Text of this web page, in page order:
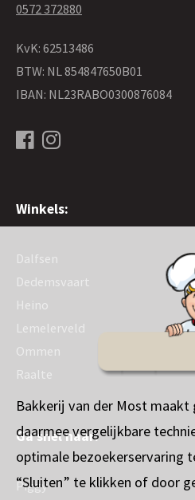
0572 372880
KvK: 62513486
BTW: NL 854847650B01
IBAN: NL23RABO0300876084
Winkels:
Dalfsen
Dedemsvaart
Heino
Lemelerveld
Ommen
Raalte
Ga snel naar:
Piggy
Bakkerij van der Most maakt
daarmee vergelijkbare
optimale bezoekerservaring
“Sluiten” te klikken of door